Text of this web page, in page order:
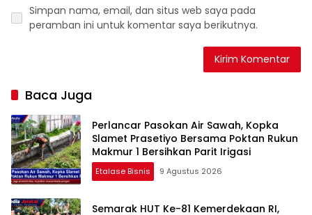
Simpan nama, email, dan situs web saya pada
peramban ini untuk komentar saya berikutnya.
Baca Juga
Perlancar Pasokan Air Sawah, Kopka
Slamet Prasetiyo Bersama Poktan Rukun
Makmur 1 Bersihkan Parit Irigasi
Etalase Bisnis 9 Agustus 2026
Semarak HUT Ke-81 Kemerdekaan RI,